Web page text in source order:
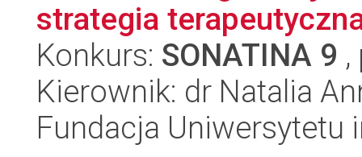
strategia
Konkurs: SONATINA 9
Kierownik: dr Natalia
Fundacja Uniwersytetu